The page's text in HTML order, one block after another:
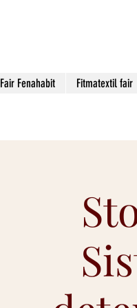
Fair Fenahabit Fitmatextil fair